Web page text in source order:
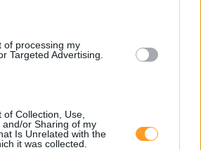
of processing my
Targeted Advertising.
Collection, Use,
and/or Sharing of my
Is Unrelated with the
it was collected.
UMA PROPOSTA